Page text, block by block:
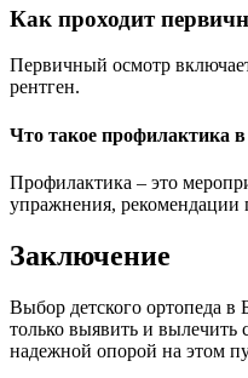
Как проходит
Первичный осмотр
рентген.
Что такое профилактика в
Профилактика – это
упражнения, рекомендации
Заключение
Выбор детского ортопеда в
только выявить и
надежной опорой на этом